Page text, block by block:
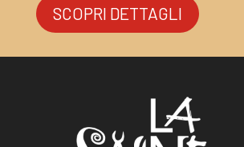
SCOPRI DETTAGLI